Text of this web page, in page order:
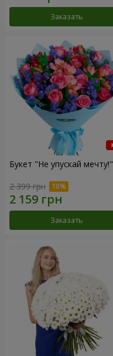
Заказать
Букет "Не упускай мечту!"
2 399 грн
Заказать